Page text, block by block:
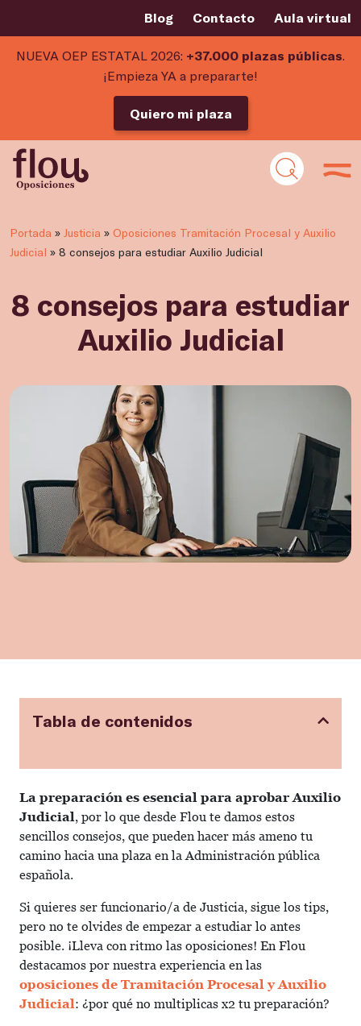
Blog Contacto Aula virtual
NUEVA OEP ESTATAL 2026: +37.000 plazas públicas.
¡Empieza YA a prepararte!
Quiero mi plaza
Portada » Justicia » Oposiciones Tramitación Procesal y Auxilio
Judicial » 8 consejos para estudiar Auxilio Judicial
8 consejos para estudiar
Auxilio Judicial
Tabla de contenidos
La preparación es esencial para aprobar Auxilio
Judicial, por lo que desde Flou te damos estos
sencillos consejos, que pueden hacer más ameno tu
camino hacia una plaza en la Administración pública
española.
Si quieres ser funcionario/a de Justicia, sigue los tips,
pero no te olvides de empezar a estudiar lo antes
posible. ¡Lleva con ritmo las oposiciones! En Flou
destacamos por nuestra experiencia en las
oposiciones de Tramitación Procesal y Auxilio
Judicial: ¿por qué no multiplicas x2 tu preparación?